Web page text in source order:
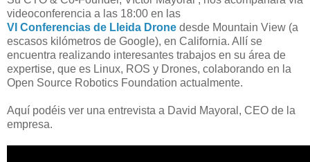
videoconferencia a las 18:00 en las
VI Conferencias de Lleida Drone desde Mountain View (a
escasos kilómetros de Google), en California. Allí se
encuentra realizando interesantes trabajos en su área de
expertise, que es Linux, ROS y Drones, colaborando en la
Open Source Robotics Foundation actualmente.
Aquí podéis ver una entrevista a David Mayoral, CEO de la
empresa.